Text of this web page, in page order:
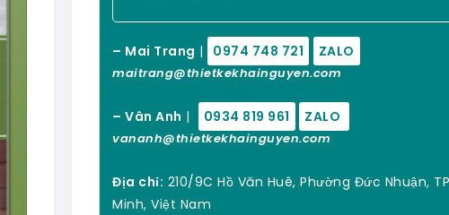
– Mai Trang | 0974 748 721 ZALO
maitrang@thietkekhainguyen.com
– Vân Anh | 0934 819 961 ZALO
vananh@thietkekhainguyen.com
Địa chỉ: 210/9C Hồ Văn Huê, Phường Đức Nhuận,
Minh, Việt Nam